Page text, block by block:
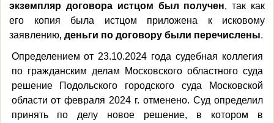
экземпляр договора истцом был получен, так как
его копия была истцом приложена к исковому
заявлению, деньги по договору были перечислены.
Определением от 23.10.2024 года судебная коллегия
по гражданским делам Московского областного суда
решение Подольского городского суда Московской
области от февраля 2024 г. отменено. Суд определил
принять по делу новое решение, в котором в